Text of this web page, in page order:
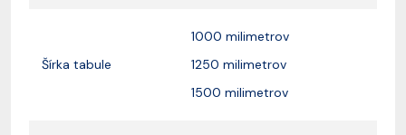
Šírka tabule
1000 milimetrov
1250 milimetrov
1500 milimetrov